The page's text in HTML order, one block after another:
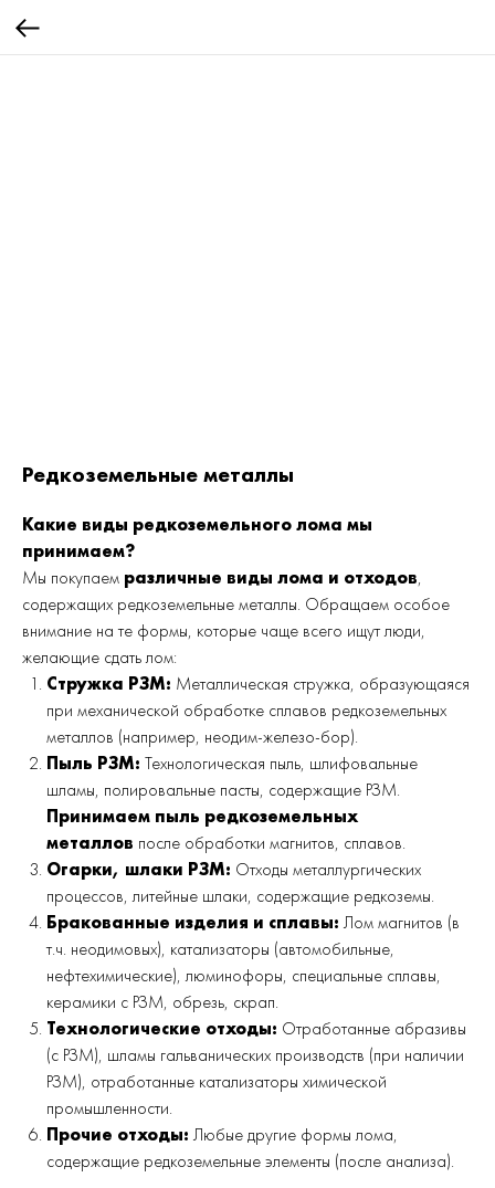
Редкоземельные металлы
Какие виды редкоземельного лома мы
принимаем?
Мы покупаем различные виды лома и отходов,
содержащих редкоземельные металлы. Обращаем особое
внимание на те формы, которые чаще всего ищут люди,
желающие сдать лом:
Стружка РЗМ: Металлическая стружка, образующаяся
при механической обработке сплавов редкоземельных
металлов (например, неодим-железо-бор).
Пыль РЗМ: Технологическая пыль, шлифовальные
шламы, полировальные пасты, содержащие РЗМ.
Принимаем пыль редкоземельных
металлов после обработки магнитов, сплавов.
Огарки, шлаки РЗМ: Отходы металлургических
процессов, литейные шлаки, содержащие редкоземы.
Бракованные изделия и сплавы: Лом магнитов (в
т.ч. неодимовых), катализаторы (автомобильные,
нефтехимические), люминофоры, специальные сплавы,
керамики с РЗМ, обрезь, скрап.
Технологические отходы: Отработанные абразивы
(с РЗМ), шламы гальванических производств (при наличии
РЗМ), отработанные катализаторы химической
промышленности.
Прочие отходы: Любые другие формы лома,
содержащие редкоземельные элементы (после анализа).